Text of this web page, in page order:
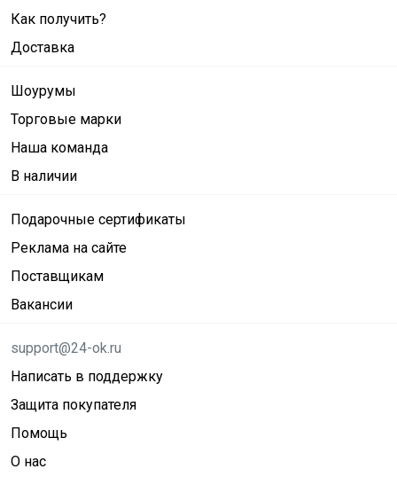
Как получить?
Доставка
Шоурумы
Торговые марки
Наша команда
В наличии
Подарочные сертификаты
Реклама на сайте
Поставщикам
Вакансии
support@24-ok.ru
Написать в поддержку
Защита покупателя
Помощь
О нас